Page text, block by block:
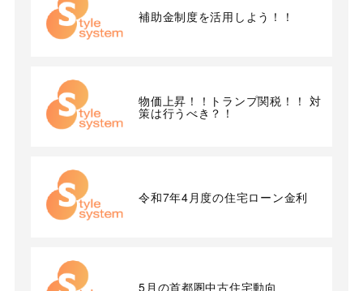
補助金制度を活用しよう！！
物価上昇！！トランプ関税！！ 対
策は行うべき？！
令和7年4月度の住宅ローン金利
5月の首都圏中古住宅動向